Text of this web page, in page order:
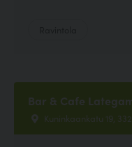
Bar & Cafe
Kuninkaankatu 19,